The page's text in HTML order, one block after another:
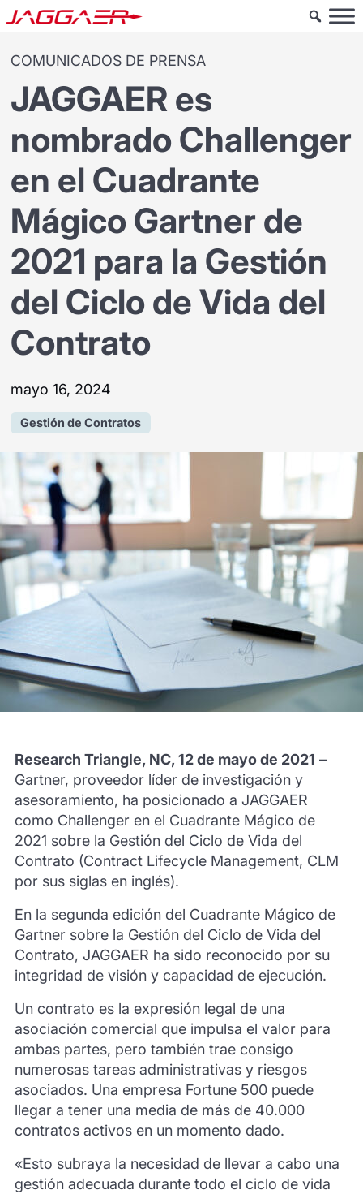
COMUNICADOS DE PRENSA
JAGGAER es
nombrado Challenger
en el Cuadrante
Mágico Gartner de
2021 para la Gestión
del Ciclo de Vida del
Contrato
mayo 16, 2024
Gestión de Contratos
Research Triangle, NC, 12 de mayo de 2021 –
Gartner, proveedor líder de investigación y
asesoramiento, ha posicionado a JAGGAER
como Challenger en el Cuadrante Mágico de
2021 sobre la Gestión del Ciclo de Vida del
Contrato (Contract Lifecycle Management, CLM
por sus siglas en inglés).
En la segunda edición del Cuadrante Mágico de
Gartner sobre la Gestión del Ciclo de Vida del
Contrato, JAGGAER ha sido reconocido por su
integridad de visión y capacidad de ejecución.
Un contrato es la expresión legal de una
asociación comercial que impulsa el valor para
ambas partes, pero también trae consigo
numerosas tareas administrativas y riesgos
asociados. Una empresa Fortune 500 puede
llegar a tener una media de más de 40.000
contratos activos en un momento dado.
«Esto subraya la necesidad de llevar a cabo una
gestión adecuada durante todo el ciclo de vida